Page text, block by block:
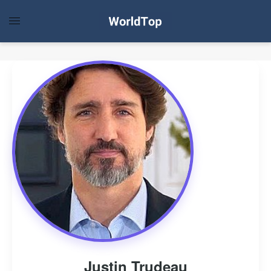
Justin Trudeau